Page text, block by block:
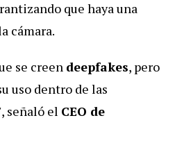
que haya una
cámara.
se creen deepfakes, pero
uso dentro de las
señaló el CEO de